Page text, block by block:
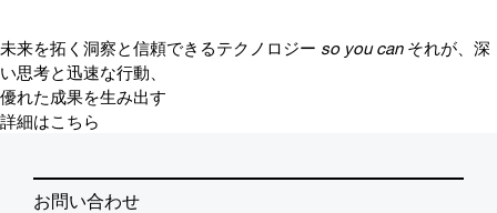
未来を拓く洞察と信頼できるテクノロジー so you can それが、深
い思考と迅速な行動、
優れた成果を生み出す
詳細はこちら
お問い合わせ